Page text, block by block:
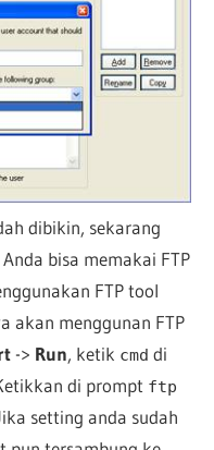
dibikin, sekarang
bisa memakai FTP
FTP tool
akan menggunan FTP
-> Run, ketik cmd di
di prompt ftp
setting anda sudah